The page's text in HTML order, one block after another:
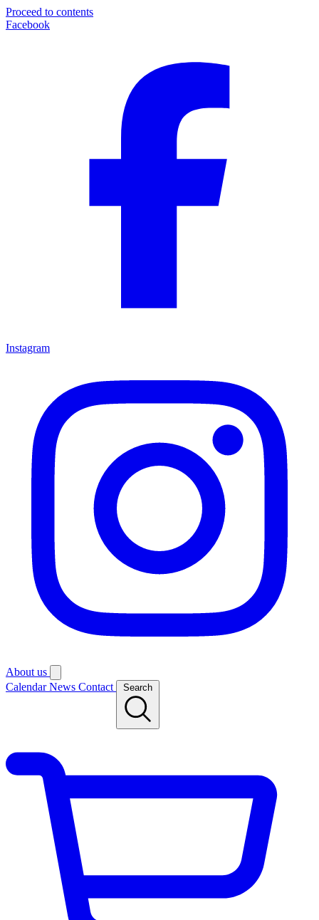
Proceed to contents
Facebook
Instagram
About us
CalendarNews Contact Search